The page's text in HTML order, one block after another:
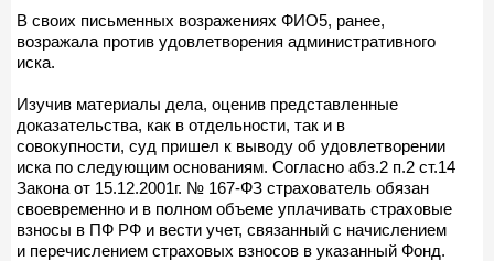
В своих письменных возражениях ФИО5, ранее,
возражала против удовлетворения административного
иска.
Изучив материалы дела, оценив представленные
доказательства, как в отдельности, так и в
совокупности, суд пришел к выводу об удовлетворении
иска по следующим основаниям. Согласно абз.2 п.2 ст.14
Закона от 15.12.2001г. № 167-ФЗ страхователь обязан
своевременно и в полном объеме уплачивать страховые
взносы в ПФ РФ и вести учет, связанный с начислением
и перечислением страховых взносов в указанный Фонд.